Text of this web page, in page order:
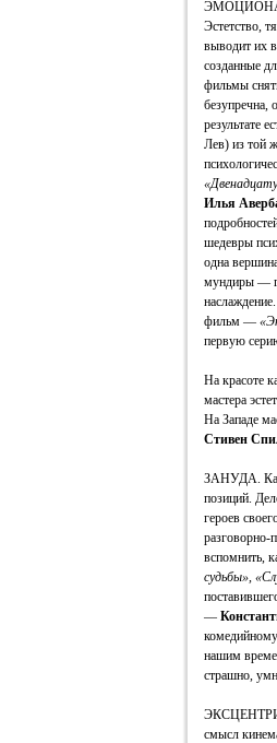
Эстетство,
выводит их
созданные
фильмы
безупречна,
результате
Лев) из той
Илья
шедевры
одна
мундиры —
наслаждение.
фильм —
первую
На красоте
мастера
На Западе
Стивен
ЗАНУДА. Как
позиций.
героев
разговорно-
вспомнить,
судьбы»,
—
нашим
страшно,
смысл